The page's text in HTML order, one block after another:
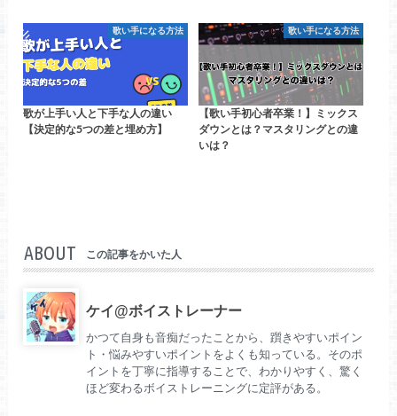
歌い手になる方法
歌が上手い人と下手な人の違い
【決定的な5つの差と埋め方】
歌い手になる方法
【歌い手初心者卒業！】ミックス
ダウンとは？マスタリングとの違
いは？
ABOUT この記事をかいた人
ケイ@ボイストレーナー
かつて自身も音痴だったことから、躓きやすいポイン
ト・悩みやすいポイントをよくも知っている。そのポ
イントを丁寧に指導することで、わかりやすく、驚く
ほど変わるボイストレーニングに定評がある。